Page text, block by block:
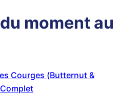
moment au
Courges (Butternut &